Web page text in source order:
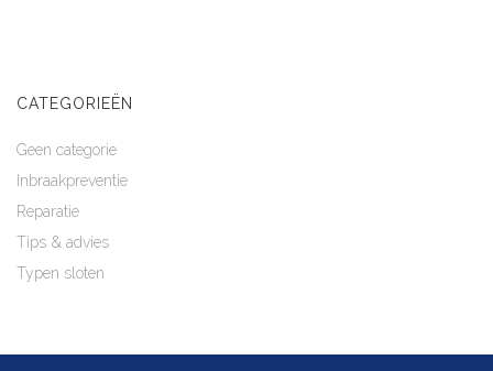
CATEGORIEËN
Geen categorie
Inbraakpreventie
Reparatie
Tips & advies
Typen sloten